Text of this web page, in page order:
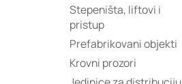
Stepeništa, liftovi i
pristup
Prefabrikovani objekti
Krovni prozori